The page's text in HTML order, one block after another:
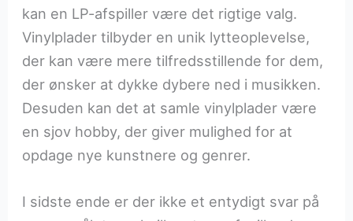
kan en LP-afspiller være det rigtige valg.
Vinylplader tilbyder en unik lytteoplevelse,
der kan være mere tilfredsstillende for dem,
der ønsker at dykke dybere ned i musikken.
Desuden kan det at samle vinylplader være
en sjov hobby, der giver mulighed for at
opdage nye kunstnere og genrer.
I sidste ende er der ikke et entydigt svar på